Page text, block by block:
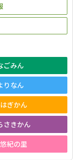
ごみん
りなん
ぎかん
さきかん
紀の里